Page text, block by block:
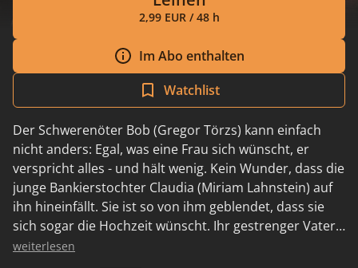
2,99 EUR / 48 h
Im Abo enthalten
Watchlist
Der Schwerenöter Bob (Gregor Törzs) kann einfach
nicht anders: Egal, was eine Frau sich wünscht, er
verspricht alles - und hält wenig. Kein Wunder, dass die
junge Bankierstochter Claudia (Miriam Lahnstein) auf
ihn hineinfällt. Sie ist so von ihm geblendet, dass sie
sich sogar die Hochzeit wünscht. Ihr gestrenger Vater
Armin (Hans Peter Hallwachs) jedoch durchschaut
weiterlesen